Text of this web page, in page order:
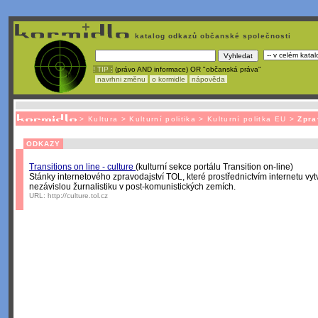
katalog odkazů občanské společnosti
! TIP : (právo AND informace) OR "občanská práva"
navrhni změnu
o kormidle nápověda
> Kultura > Kulturní politika > Kulturní politka EU >
ODKAZY
Transitions on line - culture (kulturní sekce portálu Transition on-line)
Stánky internetového zpravodajství TOL, které prostřednictvím internetu
nezávislou žurnalistiku v post-komunistických zemích.
URL: http://culture.tol.cz